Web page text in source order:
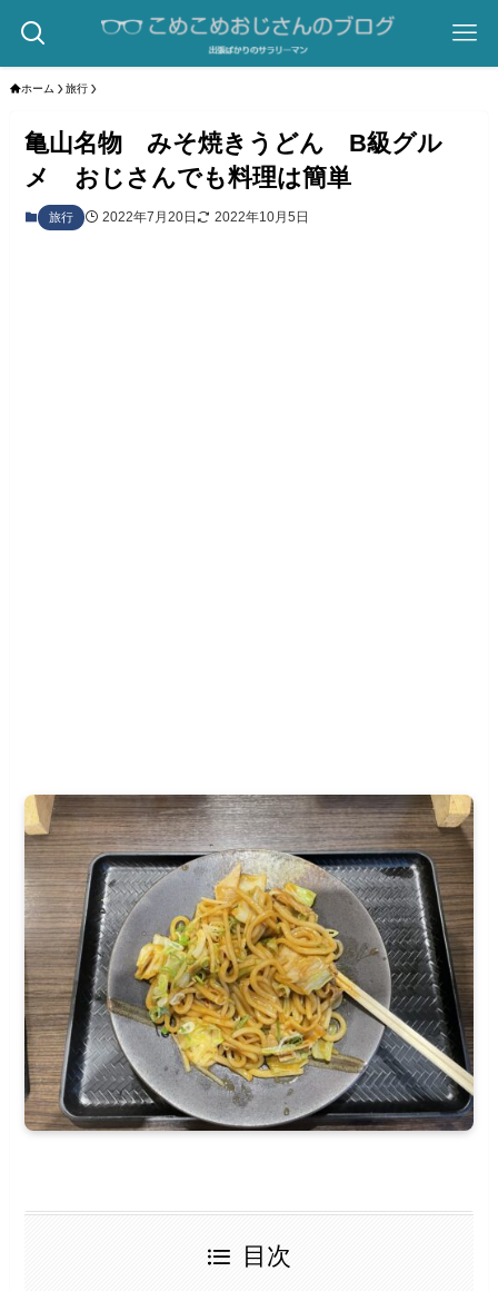
ホーム 旅行
亀山名物 みそ焼きうどん B級グル
メ おじさんでも料理は簡単
旅行 2022年7月20日 2022年10月5日
目次